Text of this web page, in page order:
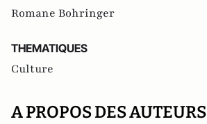
Romane Bohringer
THEMATIQUES
Culture
A PROPOS DES AUTEURS